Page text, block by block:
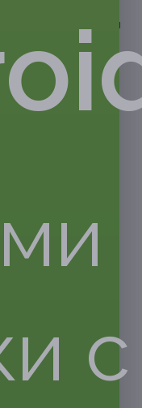
2900 руб.)
волос с укладкой
красители
для волос
расходе
45 см
руб., за каждые
на нужную
с